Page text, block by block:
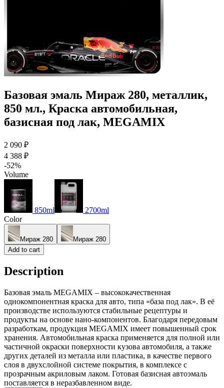
Базовая эмаль Мираж 280, металлик,
850 мл., Краска автомобильная,
базисная под лак, MEGAMIX
2 090 ₽
4 388 ₽
-52%
Volume
850ml
2700ml
Color
Мираж 280
Мираж 280
Add to cart
Description
Базовая эмаль MEGAMIX – высококачественная
однокомпонентная краска для авто, типа «база под лак». В её
производстве используются стабильные рецептуры и
продукты на основе нано-компонентов. Благодаря передовым
разработкам, продукция MEGAMIX имеет повышенный срок
хранения. Автомобильная краска применяется для полной или
частичной окраски поверхности кузова автомобиля, а также
других деталей из металла или пластика, в качестве первого
слоя в двухслойной системе покрытия, в комплексе с
прозрачным акриловым лаком. Готовая базисная автоэмаль
поставляется в неразбавленном виде.